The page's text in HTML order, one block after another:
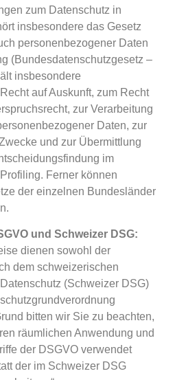
zum Datenschutz in
insbesondere das Gesetz
personenbezogener Daten
(Bundesdatenschutzgesetz –
insbesondere
auf Auskunft, zum Recht
zur Verarbeitung
Daten, zur
und zur Übermittlung
im
Ferner können
der einzelnen Bundesländer
und Schweizer DSG:
dienen sowohl der
dem schweizerischen
(Schweizer DSG)
bitten wir Sie zu beachten,
räumlichen Anwendung und
der DSGVO verwendet
der im Schweizer DSG